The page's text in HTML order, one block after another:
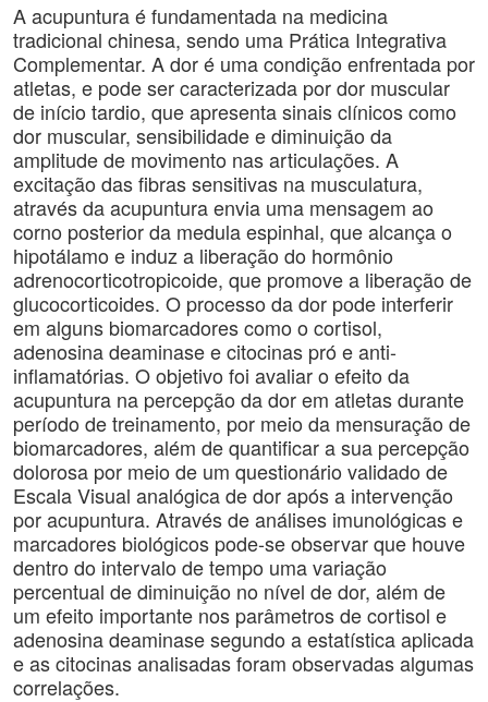
A acupuntura é fundamentada na medicina
tradicional chinesa, sendo uma Prática Integrativa
Complementar. A dor é uma condição enfrentada por
atletas, e pode ser caracterizada por dor muscular
de início tardio, que apresenta sinais clínicos como
dor muscular, sensibilidade e diminuição da
amplitude de movimento nas articulações. A
excitação das fibras sensitivas na musculatura,
através da acupuntura envia uma mensagem ao
corno posterior da medula espinhal, que alcança o
hipotálamo e induz a liberação do hormônio
adrenocorticotropicoide, que promove a liberação de
glucocorticoides. O processo da dor pode interferir
em alguns biomarcadores como o cortisol,
adenosina deaminase e citocinas pró e anti-
inflamatórias. O objetivo foi avaliar o efeito da
acupuntura na percepção da dor em atletas durante
período de treinamento, por meio da mensuração de
biomarcadores, além de quantificar a sua percepção
dolorosa por meio de um questionário validado de
Escala Visual analógica de dor após a intervenção
por acupuntura. Através de análises imunológicas e
marcadores biológicos pode-se observar que houve
dentro do intervalo de tempo uma variação
percentual de diminuição no nível de dor, além de
um efeito importante nos parâmetros de cortisol e
adenosina deaminase segundo a estatística aplicada
e as citocinas analisadas foram observadas algumas
correlações.